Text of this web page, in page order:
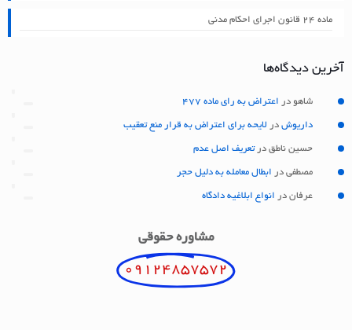
ماده ۲۴ قانون اجرای احکام مدنی
آخرین دیدگاه‌ها
شاهو در اعتراض به رای ماده 477
داریوش در لایحه برای اعتراض به قرار منع تعقیب
حسین ناطق درتعریف اصل عدم
مصطفی در ابطال معامله به دلیل حجر
عرفان در انواع ابلاغیه دادگاه
مشاوره حقوقی
09124857572